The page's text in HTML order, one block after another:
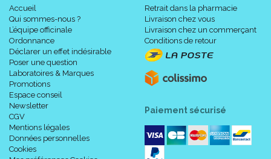
Accueil
Qui sommes-nous ?
L’équipe officinale
Ordonnance
Déclarer un effet indésirable
Poser une question
Laboratoires & Marques
Promotions
Espace conseil
Newsletter
CGV
Mentions légales
Données personnelles
Cookies
Retrait dans la pharmacie
Livraison chez vous
Livraison chez un commerçant
Conditions de retour
Paiement sécurisé